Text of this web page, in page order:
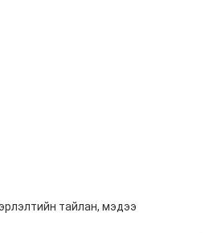
тайлан, мэдээ